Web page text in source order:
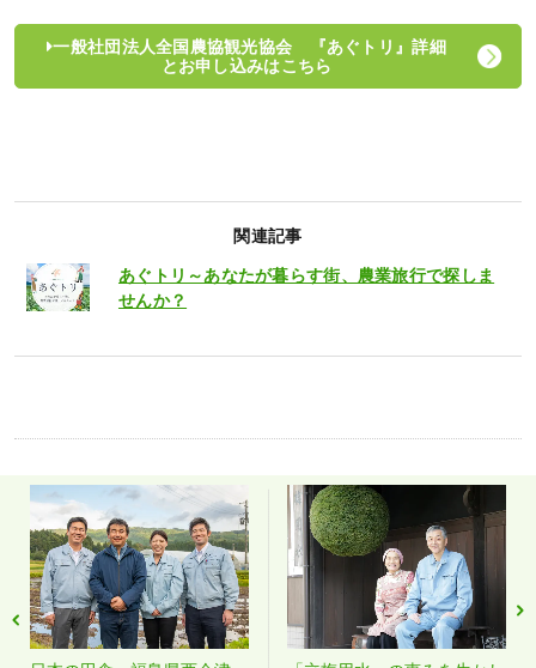
一般社団法人全国農協観光協会 『あぐトリ』詳細
とお申し込みはこちら
関連記事
あぐトリ～あなたが暮らす街、農業旅行で探しま
せんか？